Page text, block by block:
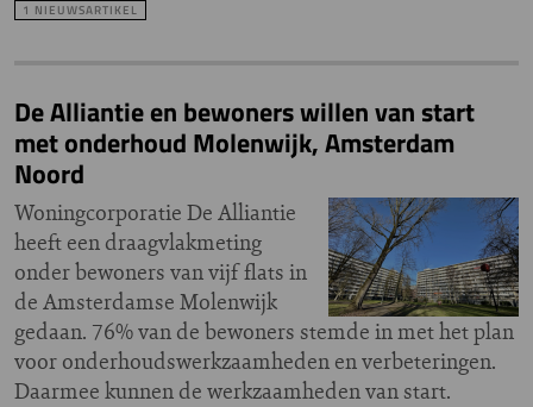
1 NIEUWSARTIKEL
De Alliantie en bewoners willen van start
met onderhoud Molenwijk, Amsterdam
Noord
Woningcorporatie De Alliantie
heeft een draagvlakmeting
onder bewoners van vijf flats in
de Amsterdamse Molenwijk
gedaan. 76% van de bewoners stemde in met het plan
voor onderhoudswerkzaamheden en verbeteringen.
Daarmee kunnen de werkzaamheden van start.